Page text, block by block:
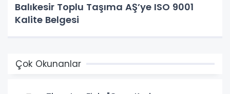
Balıkesir Toplu Taşıma AŞ’ye ISO 9001
Kalite Belgesi
Çok Okunanlar